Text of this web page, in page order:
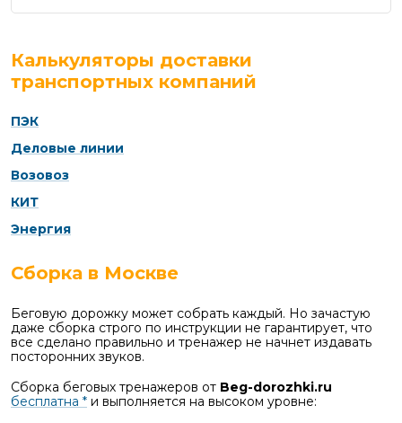
Калькуляторы доставки
транспортных компаний
ПЭК
Деловые линии
Возовоз
КИТ
Энергия
Сборка в Москве
Беговую дорожку может собрать каждый. Но зачастую
даже сборка строго по инструкции не гарантирует, что
все сделано правильно и тренажер не начнет издавать
посторонних звуков.
Сборка беговых тренажеров от Beg-dorozhki.ru
бесплатна * и выполняется на высоком уровне: